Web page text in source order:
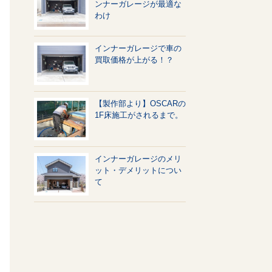
ンナーガレージが最適な
わけ
インナーガレージで車の
買取価格が上がる！？
【製作部より】OSCARの
1F床施工がされるまで。
インナーガレージのメリ
ット・デメリットについ
て